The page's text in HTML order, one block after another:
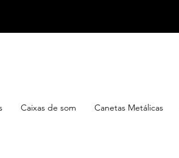
Caixas de som Canetas Metálicas